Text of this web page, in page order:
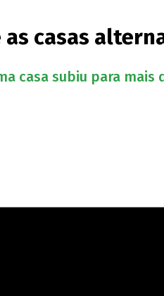
as casas
casa subiu para